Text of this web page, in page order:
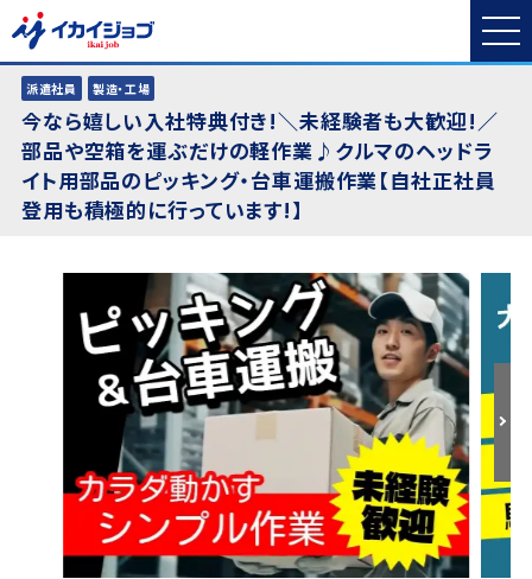
派遣社員 製造・工場
今なら嬉しい入社特典付き!＼未経験者も大歓迎!／
部品や空箱を運ぶだけの軽作業♪クルマのヘッドラ
イト用部品のピッキング・台車運搬作業【自社正社員
登用も積極的に行っています!】